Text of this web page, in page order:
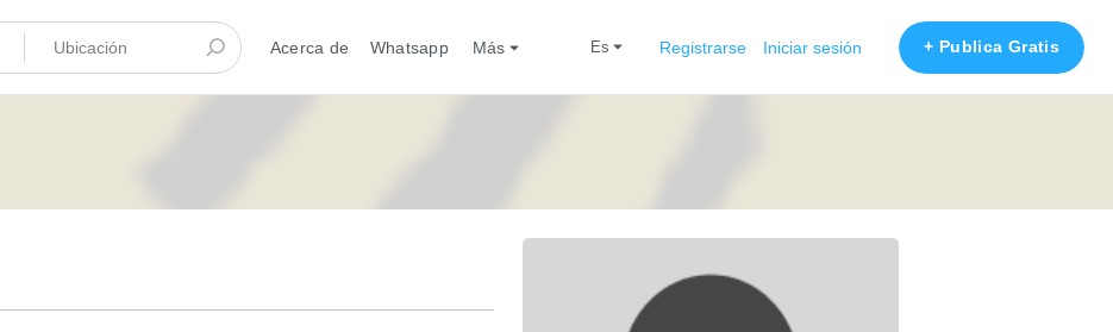
Acerca de Whatsapp Más es Registrarse Iniciar sesión + Publica Gratis